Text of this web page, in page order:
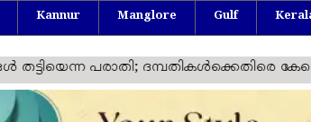
Kannur Manglore Gulf